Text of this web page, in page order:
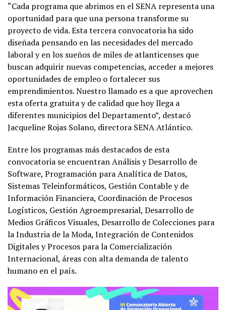
“Cada programa que abrimos en el SENA representa una
oportunidad para que una persona transforme su
proyecto de vida. Esta tercera convocatoria ha sido
diseñada pensando en las necesidades del mercado
laboral y en los sueños de miles de atlanticenses que
buscan adquirir nuevas competencias, acceder a mejores
oportunidades de empleo o fortalecer sus
emprendimientos. Nuestro llamado es a que aprovechen
esta oferta gratuita y de calidad que hoy llega a
diferentes municipios del Departamento”, destacó
Jacqueline Rojas Solano, directora SENA Atlántico.
Entre los programas más destacados de esta
convocatoria se encuentran Análisis y Desarrollo de
Software, Programación para Analítica de Datos,
Sistemas Teleinformáticos, Gestión Contable y de
Información Financiera, Coordinación de Procesos
Logísticos, Gestión Agroempresarial, Desarrollo de
Medios Gráficos Visuales, Desarrollo de Colecciones para
la Industria de la Moda, Integración de Contenidos
Digitales y Procesos para la Comercialización
Internacional, áreas con alta demanda de talento
humano en el país.